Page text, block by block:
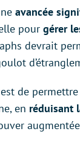
avancée
pour gérer
devrait
de
en réduisant